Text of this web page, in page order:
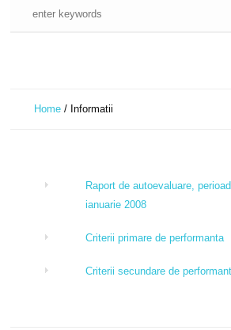
Home / Informatii
Raport de autoevaluare,
ianuarie 2008
Criterii primare de performanta
Criterii secundare de